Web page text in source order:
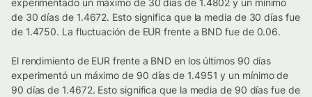
experimentado un máximo de 30 días de 1.4802 y un mínimo
de 30 días de 1.4672. Esto significa que la media de 30 días fue
de 1.4750. La fluctuación de EUR frente a BND fue de 0.06.
El rendimiento de EUR frente a BND en los últimos 90 días
experimentó un máximo de 90 días de 1.4951 y un mínimo de
90 días de 1.4672. Esto significa que la media de 90 días fue de